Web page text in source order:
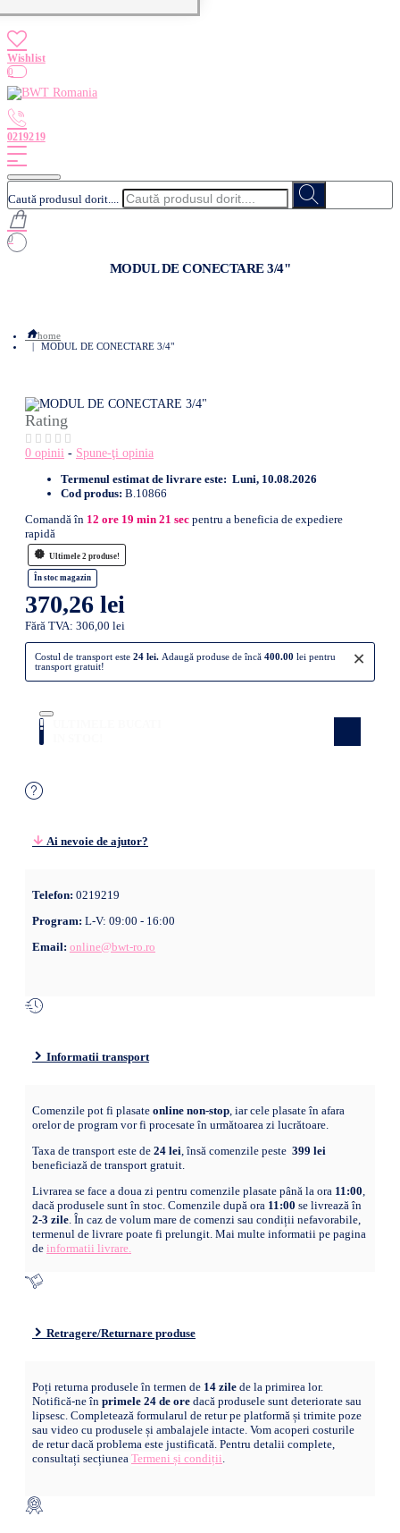
0
Caută produsul dorit....
0
MODUL DE CONECTARE 3/4"
home
MODUL DE CONECTARE 3/4"
Rating
0 opinii - Spune-ţi opinia
Termenul estimat de livrare este: Luni, 10.08.2026
Cod produs: B.10866
Comandă în 12 ore 19 min 20 sec pentru a beneficia de expediere
rapidă
Ultimele 2 produse!
În stoc magazin
370,26 lei
Fără TVA: 306,00 lei
×
Costul de transport este 24 lei. Adaugă produse de încă 400.00 lei pentru
transport gratuit!
Ai nevoie de ajutor?
Telefon: 0219219
Program: L-V: 09:00 - 16:00
Email: online@bwt-ro.ro
Informatii transport
Comenzile pot fi plasate online non-stop, iar cele plasate în afara
orelor de program vor fi procesate în următoarea zi lucrătoare.
Taxa de transport este de 24 lei, însă comenzile peste 399 lei
beneficiază de transport gratuit.
Livrarea se face a doua zi pentru comenzile plasate până la ora 11:00,
dacă produsele sunt în stoc. Comenzile după ora 11:00 se livrează în
2-3 zile. În caz de volum mare de comenzi sau condiții nefavorabile,
termenul de livrare poate fi prelungit. Mai multe informatii pe pagina
de informatii livrare.
Retragere/Returnare produse
Poți returna produsele în termen de 14 zile de la primirea lor.
Notifică-ne în primele 24 de ore dacă produsele sunt deteriorate sau
lipsesc. Completează formularul de retur pe platformă și trimite poze
sau video cu produsele și ambalajele intacte. Vom acoperi costurile
de retur dacă problema este justificată. Pentru detalii complete,
consultați secțiunea Termeni și condiții